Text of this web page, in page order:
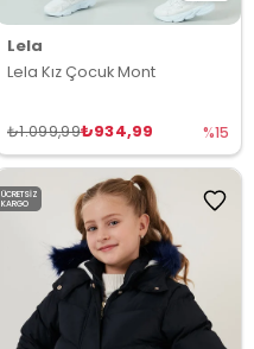
Lela
Lela Kız Çocuk Mont
₺934,99
₺1.099,99 %15
ÜCRETSIZ
KARGO